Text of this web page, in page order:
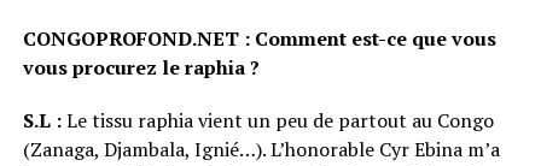
CONGOPROFOND.NET : Comment est-ce que vous
vous procurez le raphia ?
S.L :Le tissu raphia vient un peu de partout au Congo
(Zanaga, Djambala, Ignié…). L’honorable Cyr Ebina m’a